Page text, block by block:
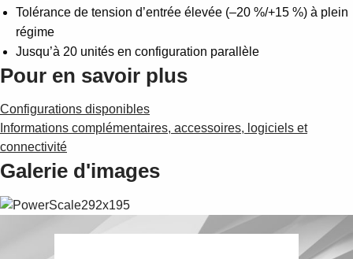
Tolérance de tension d’entrée élevée (–20 %/+15 %) à plein
régime
Jusqu’à 20 unités en configuration parallèle
Pour en savoir plus
Configurations disponibles
Informations complémentaires, accessoires, logiciels et
connectivité
Galerie d'images